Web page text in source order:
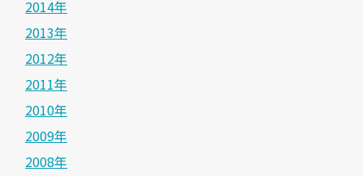
2014年
2013年
2012年
2011年
2010年
2009年
2008年